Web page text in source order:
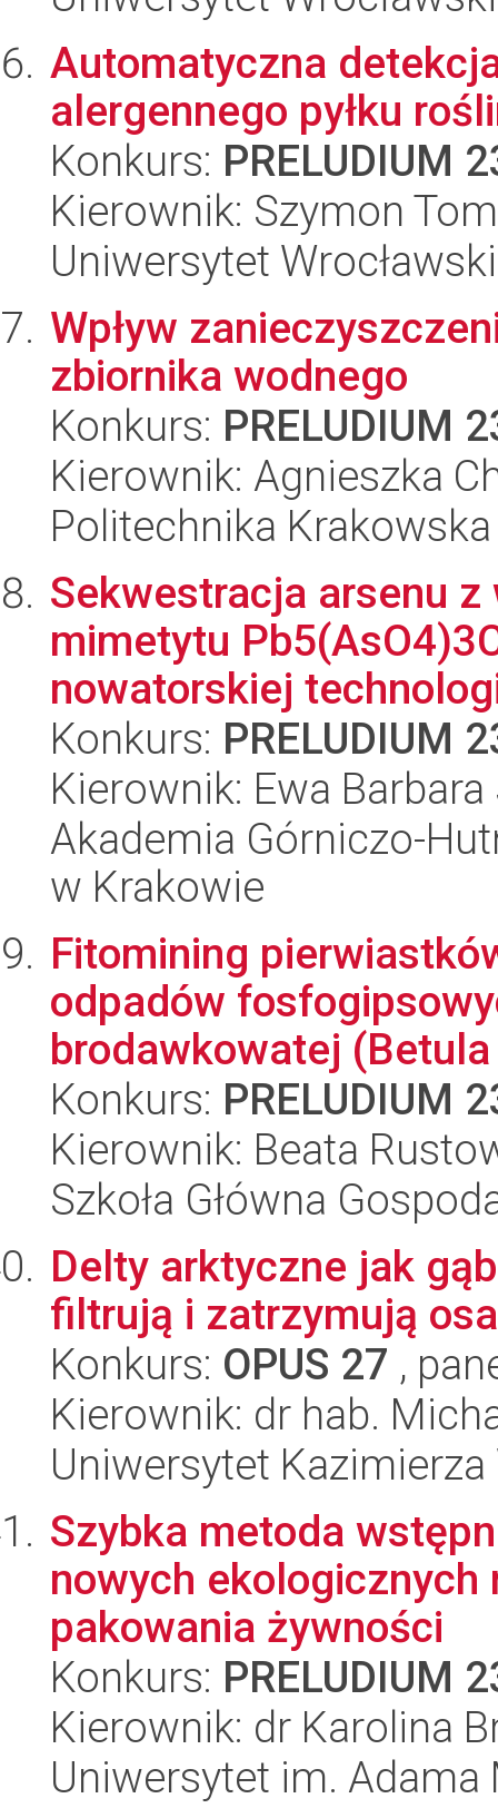
Automatyczna
alergennego pyłku
Konkurs: PRELUDIUM
Kierownik: Szymon
Uniwersytet Wrocławski
Wpływ
zbiornika wodnego
Konkurs: PRELUDIUM
Kierownik: Agnieszka
Politechnika
Sekwestracja arsenu
mimetytu
nowatorskiej
Konkurs: PRELUDIUM
Kierownik: Ewa
Akademia Górniczo-
w Krakowie
Fitomining
odpadów
brodawkowatej
Konkurs: PRELUDIUM
Kierownik: Beata
Szkoła Główna
Delty arktyczne jak
filtrują i zatrzymują
Konkurs: OPUS 27 ,
Kierownik: dr hab.
Uniwersytet
Szybka metoda
nowych ekologicznych
pakowania żywności
Konkurs: PRELUDIUM
Kierownik: dr Karolina
Uniwersytet im.